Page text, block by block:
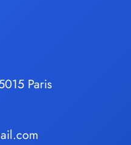
Paris